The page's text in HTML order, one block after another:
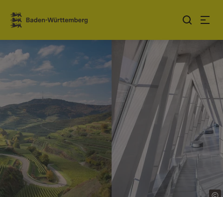
Sauter au contenu
Link zur Startseite